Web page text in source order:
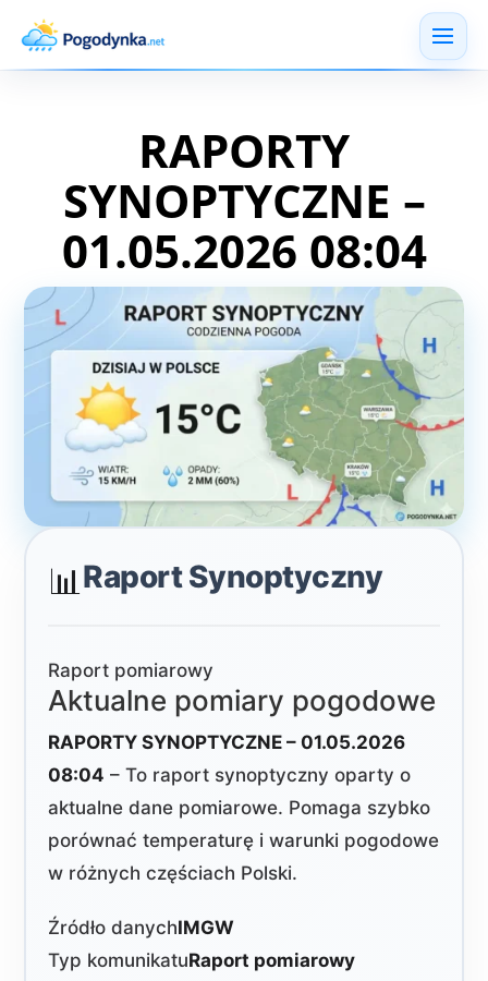
RAPORTY
SYNOPTYCZNE –
01.05.2026 08:04
📊Raport Synoptyczny
Raport pomiarowy
Aktualne pomiary pogodowe
RAPORTY SYNOPTYCZNE – 01.05.2026
08:04 – To raport synoptyczny oparty o
aktualne dane pomiarowe. Pomaga szybko
porównać temperaturę i warunki pogodowe
w różnych częściach Polski.
Źródło danychIMGW
Typ komunikatuRaport pomiarowy